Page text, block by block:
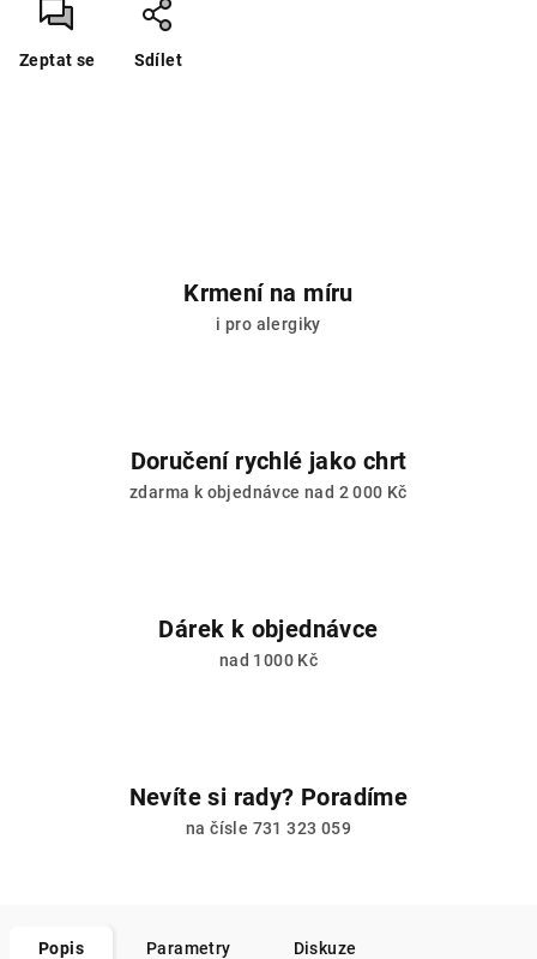
Zeptat se Sdílet
Krmení na míru
i pro alergiky
Doručení rychlé jako chrt
zdarma k objednávce nad 2 000 Kč
Dárek k objednávce
nad 1000 Kč
Nevíte si rady? Poradíme
na čísle 731 323 059
Popis Parametry Diskuze